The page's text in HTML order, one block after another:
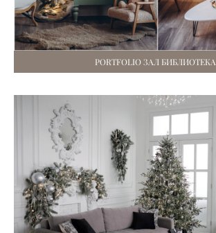
PORTFOLIO ЗАЛ БИБЛИОТЕКА